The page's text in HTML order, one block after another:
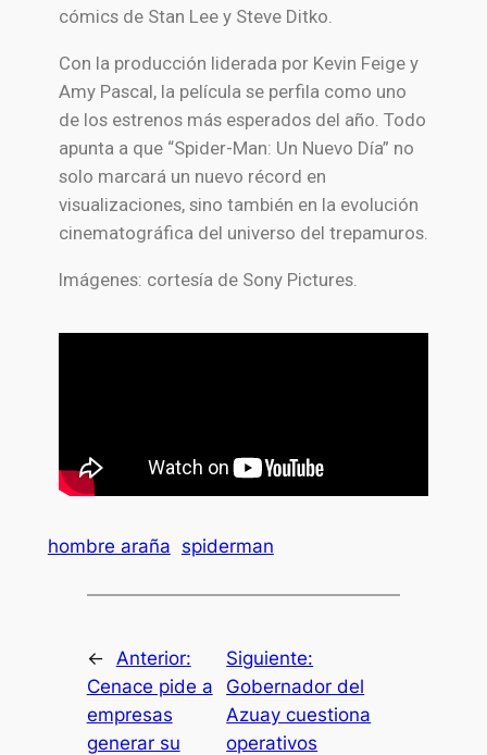
cómics de Stan Leey Steve Ditko
Con la producción liderada por Kevin Feigey
Amy Pascal, la película se perfila como uno
de los estrenos más esperados del año. Todo
apunta a que “Spider-Man: Un Nuevo Día” no
solo marcará un nuevo récord en
visualizaciones, sino también en la evolución
cinematográfica del universo del trepamuros.
Imágenes: cortesía de Sony Pictures.
hombre araña spiderman
← Anterior:
Cenace pide a
empresas
generar su
Siguiente:
Gobernador del
Azuay cuestiona
operativos